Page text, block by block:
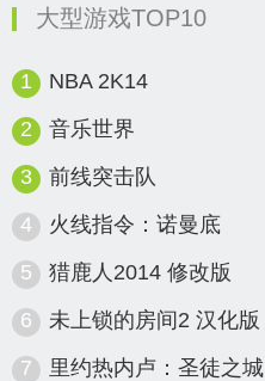
大型游戏TOP10
1
NBA 2K14
2
音乐世界
3
前线突击队
4
火线指令：诺曼底
5
猎鹿人2014 修改版
6
未上锁的房间2 汉化版
7
里约热内卢：圣徒之城